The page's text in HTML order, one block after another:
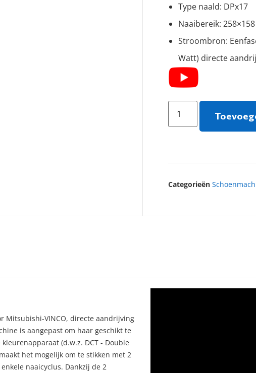
Type naald: DPx17
Naaibereik:
Stroombron:
Watt) directe
Categorieën
Mitsubishi-VINCO, directe aandrijving
is aangepast om haar geschikt te
(d.w.z. DCT - Double
het mogelijk om te stikken met 2
naaicyclus. Dankzij de 2